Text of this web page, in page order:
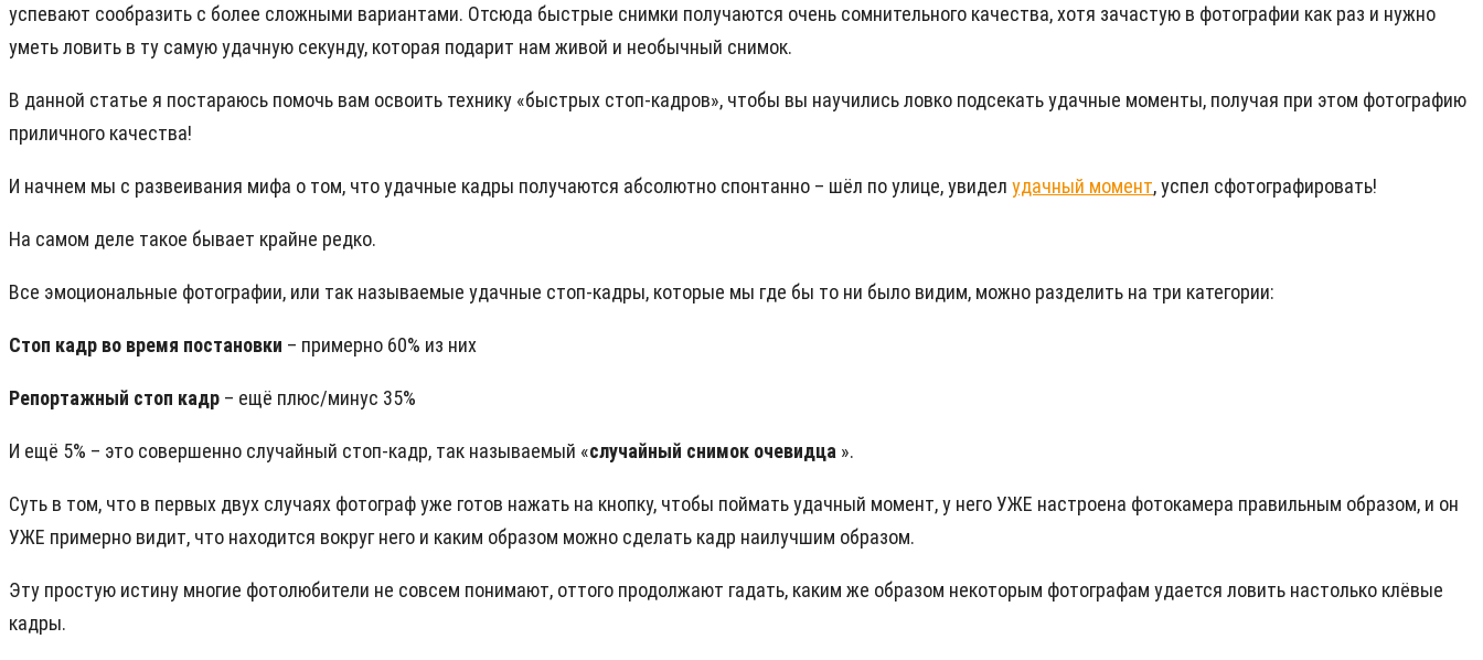
успевают сообразить с более сложными вариантами. Отсюда быстрые снимки получаются очень сомнительного качества, хотя зачастую в фотографии как раз и нужно
уметь ловить в ту самую удачную секунду, которая подарит нам живой и необычный снимок.
В данной статье я постараюсь помочь вам освоить технику «быстрых стоп-кадров», чтобы вы научились ловко подсекать удачные моменты, получая при этом фотографию
приличного качества!
И начнем мы с развеивания мифа о том, что удачные кадры получаются абсолютно спонтанно – шёл по улице, увидел удачный момент, успел сфотографировать!
На самом деле такое бывает крайне редко.
Все эмоциональные фотографии, или так называемые удачные стоп-кадры, которые мы где бы то ни было видим, можно разделить на три категории:
Стоп кадр во время постановки – примерно 60% из них
Репортажный стоп кадр – ещё плюс/минус 35%
И ещё 5% – это совершенно случайный стоп-кадр, так называемый «случайный снимок очевидца ».
Суть в том, что в первых двух случаях фотограф уже готов нажать на кнопку, чтобы поймать удачный момент, у него УЖЕ настроена фотокамера правильным образом, и он
УЖЕ примерно видит, что находится вокруг него и каким образом можно сделать кадр наилучшим образом.
Эту простую истину многие фотолюбители не совсем понимают, оттого продолжают гадать, каким же образом некоторым фотографам удается ловить настолько клёвые
кадры.